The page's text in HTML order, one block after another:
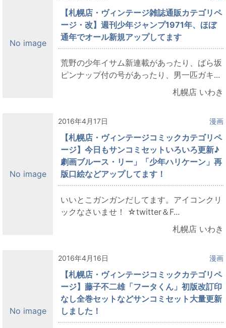
No image
【札幌店・ヴィンテージ雑誌通販カテゴリペ
ージ・改】週刊少年ジャンプ1971年、ほぼ
通年でオール新規アップしてます
荒野の少年イサム新連載があったり、ばら坂
ピンナップ付の号があったり、男一匹ガキ...
札幌店 いわき
No image
2016年4月17日 漫画
【札幌店・ヴィンテージコミックカテゴリペ
ージ】今日もサンコミセットいろいろ更新♪
劇画ブルース・リー」「少年ハリケーン」再
版口絵などアップしてます！
いいとこガンガンだしてます。アイコンクリ
ックなさいませ！ ☆twitter＆F...
札幌店 いわき
No image
2016年4月16日 漫画
【札幌店・ヴィンテージコミックカテゴリペ
ージ】藤子不二雄「フータくん」初版改訂印
なし全巻セットなどサンコミセット大量更新
しました！